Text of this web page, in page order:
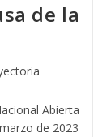
de la
Abierta
de 2023